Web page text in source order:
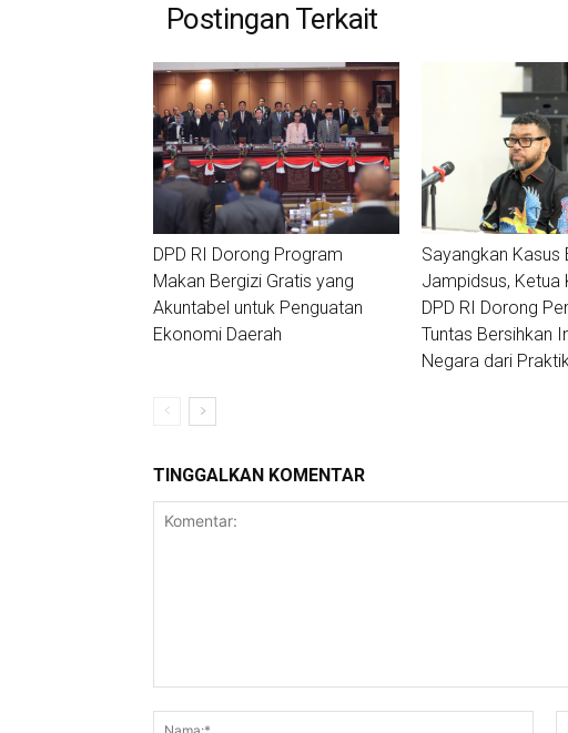
Postingan Terkait
DPD RI Dorong Program
Makan Bergizi Gratis yang
Akuntabel untuk Penguatan
Ekonomi Daerah
Sayangkan Kasus
Jampidsus, Ketua
DPD RI Dorong
Tuntas Bersihkan
Negara dari
TINGGALKAN KOMENTAR